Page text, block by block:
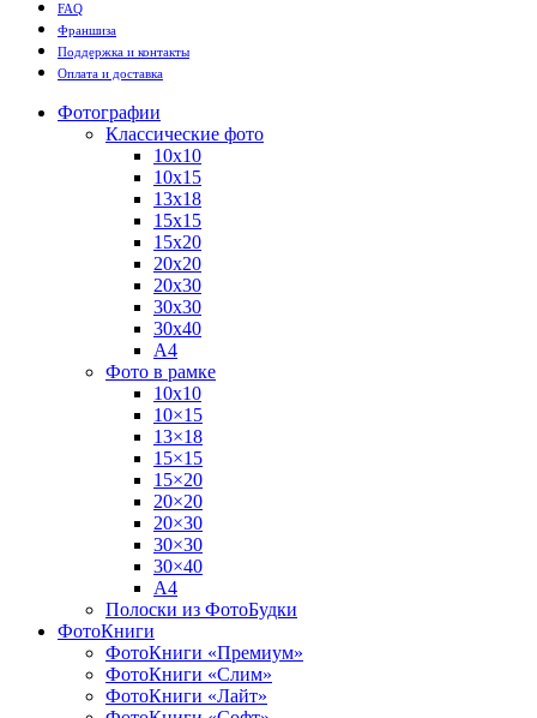
FAQ
Франшиза
Поддержка и контакты
Оплата и доставка
Фотографии
Классические фото
10х10
10х15
13х18
15х15
15х20
20х20
20х30
30х30
30х40
А4
Фото в рамке
10х10
10×15
13×18
15×15
15×20
20×20
20×30
30×30
30×40
A4
Полоски из ФотоБудки
ФотоКниги
ФотоКниги «Премиум»
ФотоКниги «Слим»
ФотоКниги «Лайт»